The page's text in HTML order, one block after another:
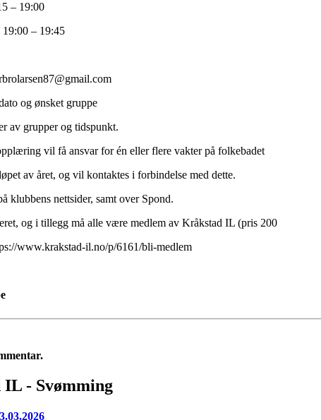
– 19:00
– 19:45
og ønsket gruppe
av grupper og tidspunkt.
vil få ansvar for én eller flere vakter på folkebadet
av året, og vil kontaktes i forbindelse med dette.
klubbens nettsider, samt over Spond.
og i tillegg må alle være medlem av Kråkstad IL (pris 200
www.krakstad-il.no/p/6161/bli-medlem
- Svømming